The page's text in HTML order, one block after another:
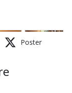
Poster